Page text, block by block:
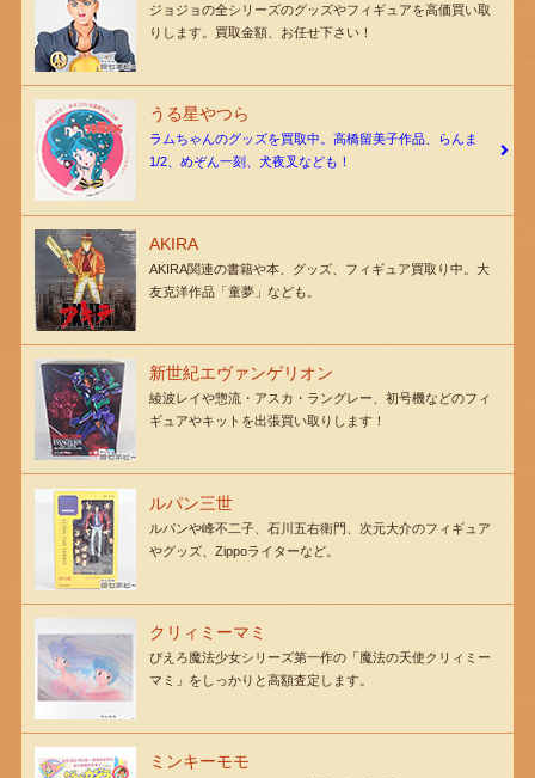
ジョジョの全シリーズのグッズやフィギュアを高価買い取
りします。買取金額、お任せ下さい！
うる星やつら
ラムちゃんのグッズを買取中。高橋留美子作品、らんま
1/2、めぞん一刻、犬夜叉なども！
AKIRA
AKIRA関連の書籍や本、グッズ、フィギュア買取り中。大
友克洋作品「童夢」なども。
新世紀エヴァンゲリオン
綾波レイや惣流・アスカ・ラングレー、初号機などのフィ
ギュアやキットを出張買い取りします！
ルパン三世
ルパンや峰不二子、石川五右衛門、次元大介のフィギュア
やグッズ、Zippoライターなど。
クリィミーマミ
ぴえろ魔法少女シリーズ第一作の「魔法の天使クリィミー
マミ」をしっかりと高額査定します。
ミンキーモモ